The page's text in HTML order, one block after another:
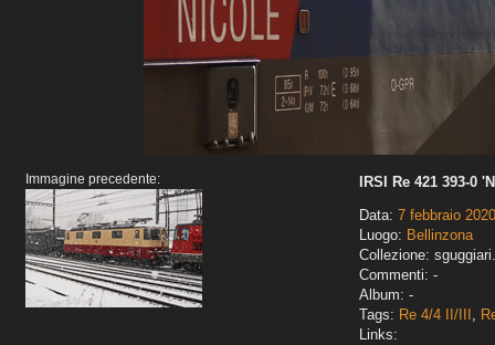
Immagine precedente:
IRSI Re 421 393-0
Data: 7 febbraio 2020
Luogo: Bellinzona
Collezione:
Commenti: -
Album: -
Tags: Re 4/4 II/III ,
Links: